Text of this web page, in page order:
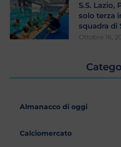
S.S. Lazio,
solo terza
squadra di
Ottobre 16,
Almanacco di oggi
Calciomercato